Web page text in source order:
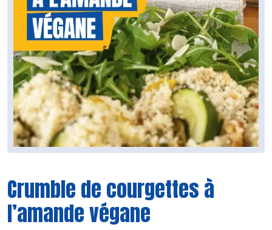
Crumble de courgettes à
l’amande végane